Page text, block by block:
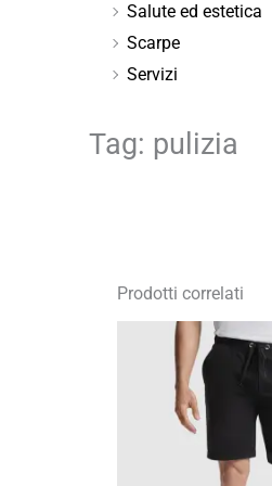
Salute ed estetica
Scarpe
Servizi
Tag: pulizia
Prodotti correlati
prezzo:
14,50 €